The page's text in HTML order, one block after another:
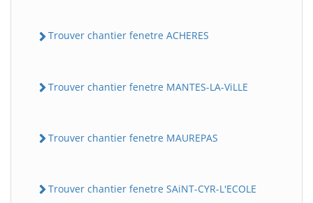
Trouver chantier fenetre ACHERES
Trouver chantier fenetre MANTES-LA-ViLLE
Trouver chantier fenetre MAUREPAS
Trouver chantier fenetre SAiNT-CYR-L'ECOLE